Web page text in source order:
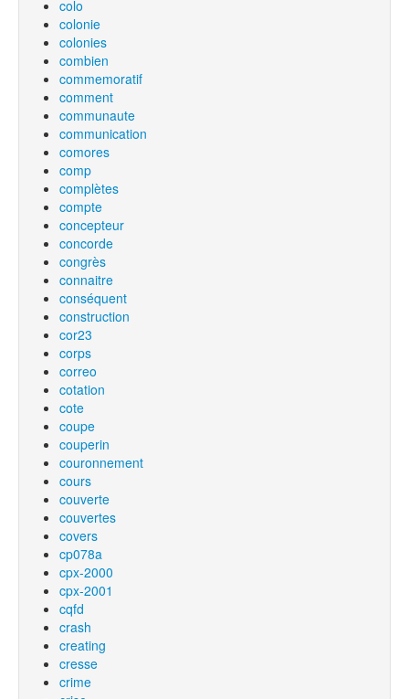
colo
colonie
colonies
combien
commemoratif
comment
communaute
communication
comores
comp
complètes
compte
concepteur
concorde
congrès
connaitre
conséquent
construction
cor23
corps
correo
cotation
cote
coupe
couperin
couronnement
cours
couverte
couvertes
covers
cp078a
cpx-2000
cpx-2001
cqfd
crash
creating
cresse
crime